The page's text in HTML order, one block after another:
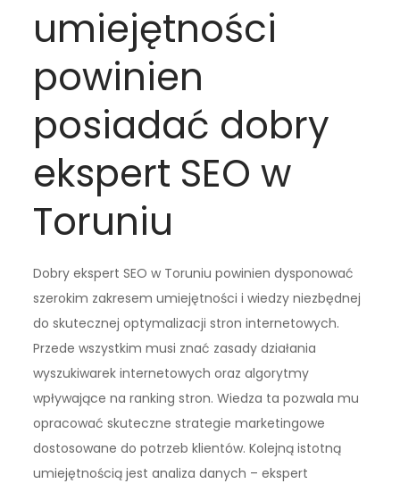
umiejętności
powinien
posiadać dobry
ekspert SEO w
Toruniu
Dobry ekspert SEO w Toruniu powinien dysponować
szerokim zakresem umiejętności i wiedzy niezbędnej
do skutecznej optymalizacji stron internetowych.
Przede wszystkim musi znać zasady działania
wyszukiwarek internetowych oraz algorytmy
wpływające na ranking stron. Wiedza ta pozwala mu
opracować skuteczne strategie marketingowe
dostosowane do potrzeb klientów. Kolejną istotną
umiejętnością jest analiza danych – ekspert